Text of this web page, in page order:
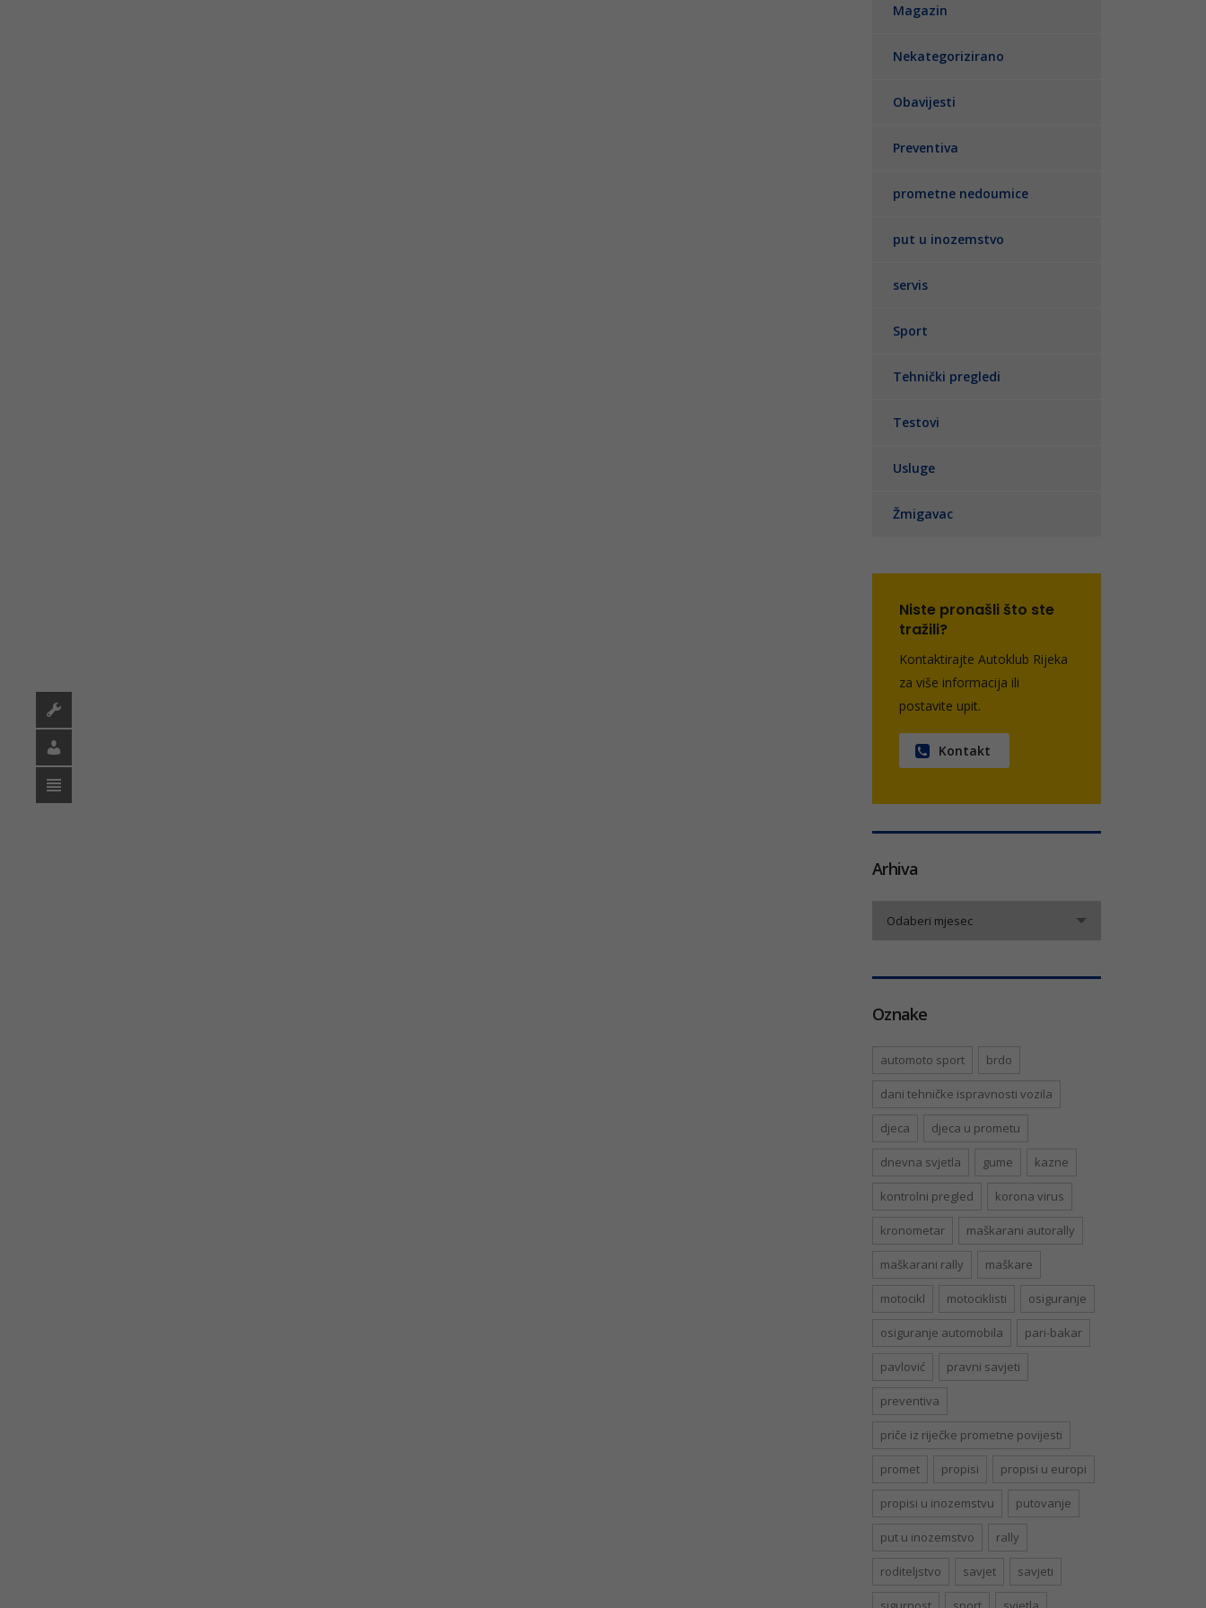
Magazin
Nekategorizirano
Obavijesti
Preventiva
prometne nedoumice
put u inozemstvo
servis
Sport
Tehnički pregledi
Testovi
Usluge
Žmigavac
Niste pronašli što ste
tražili?
Kontaktirajte Autoklub Rijeka
za više informacija ili
postavite upit.
Kontakt
Arhiva
Odaberi mjesec
Oznake
automoto sport brdo
dani tehničke ispravnosti vozila
djeca djeca u prometu
dnevna svjetla gume kazne
kontrolni pregled korona virus
kronometar maškarani autorally
maškarani rally maškare
motocikl motociklisti osiguranje
osiguranje automobila pari-bakar
pavlović pravni savjeti
preventiva
priče iz riječke prometne povijesti
promet propisi propisi u europi
propisi u inozemstvu putovanje
put u inozemstvo rally
roditeljstvo savjet savjeti